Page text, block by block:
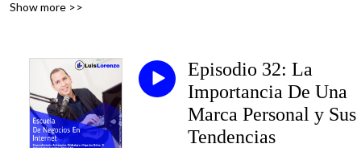
Escúchalo, Descárgalo, Aprende, Emprende y Comparte.
Show more >>
Episodio 32: La
Importancia De Una
Marca Personal y Sus
Tendencias